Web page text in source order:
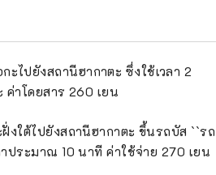
ไปยังสถานีฮากาตะ ซึ่งใช้เวลา 2
าโดยสาร 260 เยน
งใต้ไปยังสถานีฮากาตะ ขึ้นรถบัส ``รถ
ประมาณ 10 นาที ค่าใช้จ่าย 270 เยน